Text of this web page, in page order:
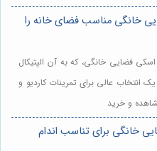
خانگی مناسب فضای خانه را
فضایی خانگی، که به آن الپتیکال
انتخاب عالی برای تمرینات کاردیو و
و خرید
خانگی برای تناسب اندام